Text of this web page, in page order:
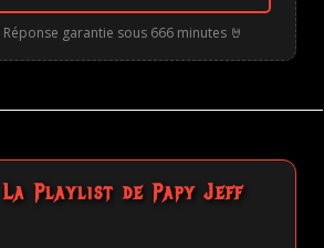
Réponse garantie sous 666 minutes 🤘
La Playlist de Papy Jeff